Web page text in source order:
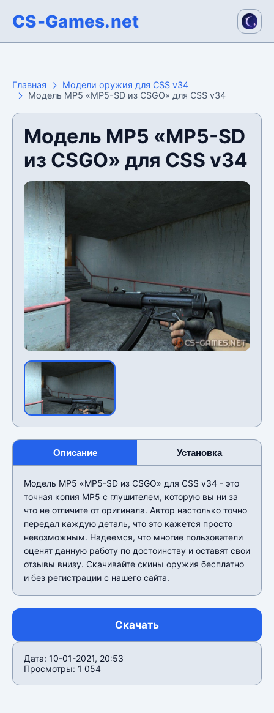
CS-Games.net
Главная
Модели оружия для CSS v34
Модель MP5 «MP5-SD из CSGO» для CSS v34
Модель MP5 «MP5-SD
из CSGO» для CSS v34
Описание Установка
Модель MP5 «MP5-SD из CSGO» для CSS v34 - это
точная копия MP5 с глушителем, которую вы ни за
что не отличите от оригинала. Автор настолько точно
передал каждую деталь, что это кажется просто
невозможным. Надеемся, что многие пользователи
оценят данную работу по достоинству и оставят свои
отзывы внизу. Скачивайте скины оружия бесплатно
и без регистрации с нашего сайта.
Скачать
Дата: 10-01-2021, 20:53
Просмотры: 1 054